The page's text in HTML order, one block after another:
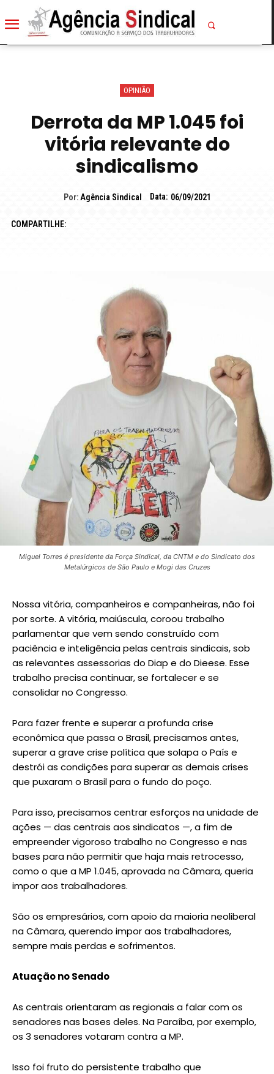
OPINIÃO
Derrota da MP 1.045 foi
vitória relevante do
sindicalismo
Por: Agência Sindical Data: 06/09/2021
COMPARTILHE:
Miguel Torres é presidente da Força Sindical, da CNTM e do Sindicato dos
Metalúrgicos de São Paulo e Mogi das Cruzes
Nossa vitória, companheiros e companheiras, não foi
por sorte. A vitória, maiúscula, coroou trabalho
parlamentar que vem sendo construído com
paciência e inteligência pelas centrais sindicais, sob
as relevantes assessorias do Diap e do Dieese. Esse
trabalho precisa continuar, se fortalecer e se
consolidar no Congresso.
Para fazer frente e superar a profunda crise
econômica que passa o Brasil, precisamos antes,
superar a grave crise política que solapa o País e
destrói as condições para superar as demais crises
que puxaram o Brasil para o fundo do poço.
Para isso, precisamos centrar esforços na unidade de
ações — das centrais aos sindicatos —, a fim de
empreender vigoroso trabalho no Congresso e nas
bases para não permitir que haja mais retrocesso,
como o que a MP 1.045, aprovada na Câmara, queria
impor aos trabalhadores.
São os empresários, com apoio da maioria neoliberal
na Câmara, querendo impor aos trabalhadores,
sempre mais perdas e sofrimentos.
Atuação no Senado
As centrais orientaram as regionais a falar com os
senadores nas bases deles. Na Paraíba, por exemplo,
os 3 senadores votaram contra a MP.
Isso foi fruto do persistente trabalho que